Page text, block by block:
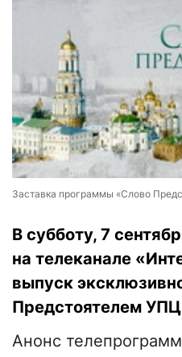
Заставка программы «Слово
В субботу, 7
на телеканале
выпуск
Предстоятелем
Анонс